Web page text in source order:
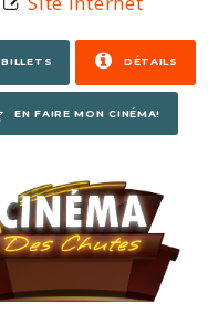
BILLETS DÉTAILS
EN FAIRE MON CINÉMA!